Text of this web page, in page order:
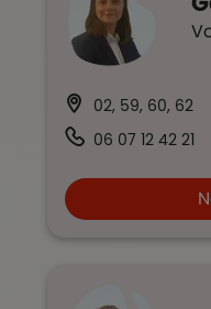
02, 59, 60, 62
06 07 12 42 21